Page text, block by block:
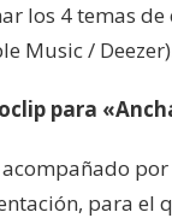
los 4 temas de
Music /
para
acompañado
para el